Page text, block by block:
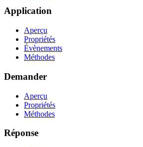
Application
Aperçu
Propriétés
Évènements
Méthodes
Demander
Aperçu
Propriétés
Méthodes
Réponse